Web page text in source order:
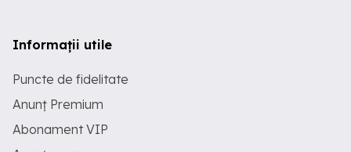
Informații utile
Puncte de fidelitate
Anunț Premium
Abonament VIP